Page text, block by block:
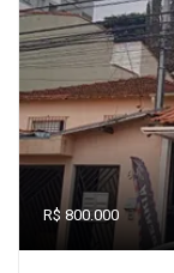
R$ 800.000